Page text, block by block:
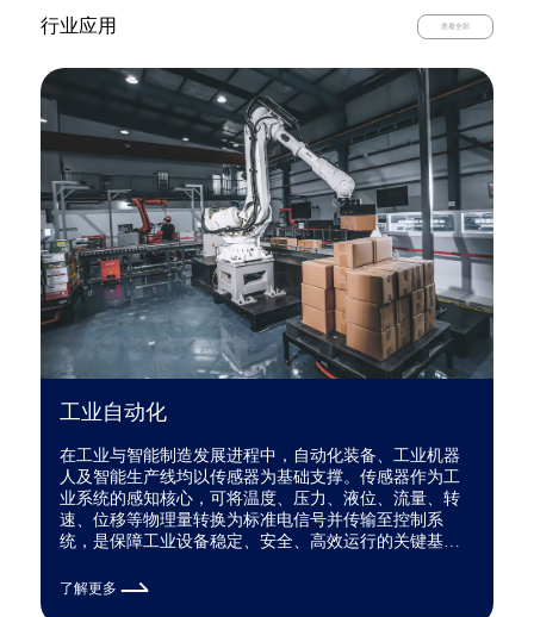
行业应用 查看全部
工业自动化
在工业与智能制造发展进程中，自动化装备、工业机器
人及智能生产线均以传感器为基础支撑。传感器作为工
业系统的感知核心，可将温度、压力、液位、流量、转
速、位移等物理量转换为标准电信号并传输至控制系
统，是保障工业设备稳定、安全、高效运行的关键基础
了解更多